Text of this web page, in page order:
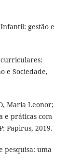
gestão e
curriculares:
e Sociedade,
Maria Leonor;
e práticas com
Papirus, 2019.
pesquisa: uma